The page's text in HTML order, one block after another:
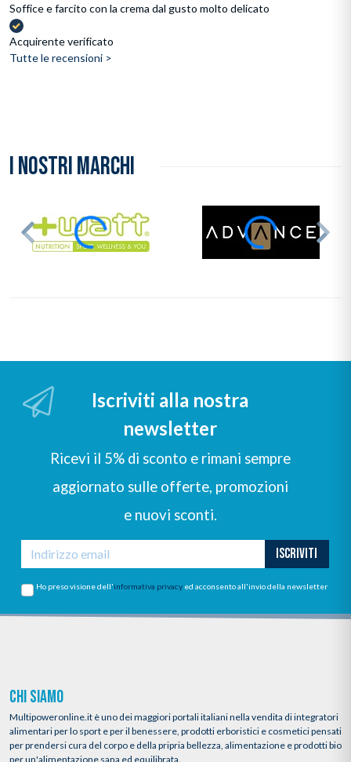
Soffice e farcito con la crema dal gusto molto delicato
Acquirente verificato
Tutte le recensioni >
I NOSTRI MARCHI
Iscriviti alla nostra
newsletter
Ricevi il 5% di sconto e rimani sempre
aggiornato sulle offerte, promozioni
e nuovi sconti.
ISCRIVITI
Ho preso visione dell'informativa privacy ed acconsento all'invio della newsletter
CHI SIAMO
Multipoweronline.it è uno dei maggiori portali italiani nella vendita di integratori
alimentari per lo sport e per il benessere, prodotti erboristici e cosmetici pensati
per prendersi cura del corpo e della pripria bellezza, alimentazione e prodotti bio
per un'alimentazione sana ed equilibrata.